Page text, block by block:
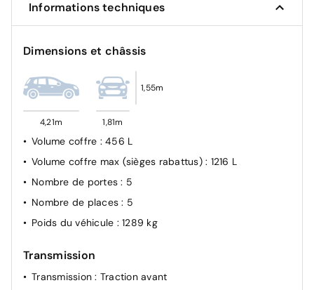
Assistance vitesse intelligente
Feux à LED AR
Surveillance pression pneus
Aide au maintien dans la voie avec avertisseur de
franchissement de ligne
Informations techniques
Dimensions et châssis
4,21m 1,81m
1,55m
Volume coffre : 456 L
Volume coffre max (sièges rabattus) : 1216 L
Nombre de portes: 5
Nombre de places: 5
Poids du véhicule : 1289 kg
Transmission
Transmission: Traction avant